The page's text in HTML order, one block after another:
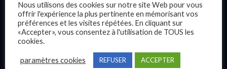
Questions fréquentes
Blog
Nous utilisons des cookies sur notre site Web pour vous
offrir l'expérience la plus pertinente en mémorisant vos
préférences et les visites répétées. En cliquant sur
«Accepter», vous consentez à l'utilisation de TOUS les
cookies.
paramètres cookies REFUSER ACCEPTER